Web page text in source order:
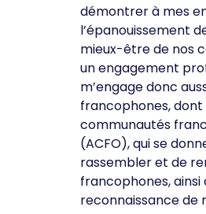
démontrer à mes
l’épanouissement
mieux-être de nos
un engagement
m’engage donc
francophones, dont
communautés
(ACFO), qui se
rassembler et de
francophones,
reconnaissance de